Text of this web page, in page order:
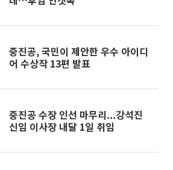
중진공, 국민이 제안한 우수 아이디
어 수상작 13편 발표
중진공 수장 인선 마무리...강석진
신임 이사장 내달 1일 취임